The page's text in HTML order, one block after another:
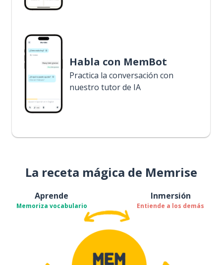
Habla con MemBot
Practica la conversación con
nuestro tutor de IA
La receta mágica de Memrise
Aprende
Memoriza vocabulario
Inmersión
Entiende a los demás